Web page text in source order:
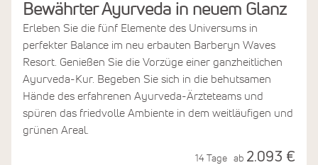
Bewährter Ayurveda in neuem Glanz
Erleben Sie die fünf Elemente des Universums in
perfekter Balance im neu erbauten Barberyn Waves
Resort. Genießen Sie die Vorzüge einer ganzheitlichen
Ayurveda-Kur. Begeben Sie sich in die behutsamen
Hände des erfahrenen Ayurveda-Ärzteteams und
spüren das friedvolle Ambiente in dem weitläufigen und
grünen Areal.
14 Tage ab 2.093 €